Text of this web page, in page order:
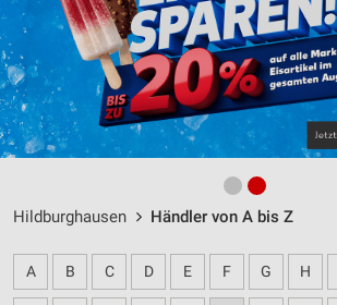
Hildburghausen Händler von A bis Z
A B C D E F G H